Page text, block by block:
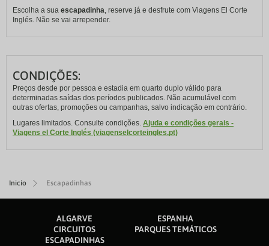
Inicio Escapadinhas
Escolha a sua escapadinha, reserve já e desfrute com Viagens El Corte
Inglés. Não se vai arrepender.
CONDIÇÕES:
Preços desde por pessoa e estadia em quarto duplo válido para
determinadas saídas dos períodos publicados. Não acumulável com
outras ofertas, promoções ou campanhas, salvo indicação em contrário.
Lugares limitados. Consulte condições. Ajuda e condições gerais -
Viagens el Corte Inglés (viagenselcorteingles.pt)
ALGARVE
ESPANHA
CIRCUITOS
PARQUES TEMÁTICOS
ESCAPADINHAS